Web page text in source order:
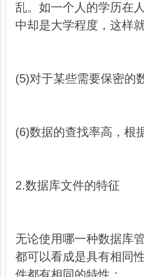
乱。如一个人的学历在
中却是大学程度，这样
(5)对于某些需要保密的
(6)数据的查找率高，根
2.数据库文件的特征
无论使用哪一种数据库
都可以看成是具有相同
件都有相同的特性：